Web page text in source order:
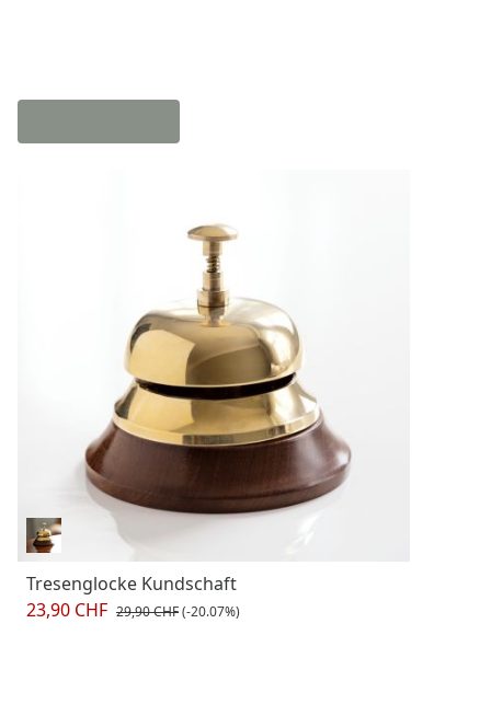
Tresenglocke Kundschaft
23,90 CHF 29,90 CHF(-20.07%)